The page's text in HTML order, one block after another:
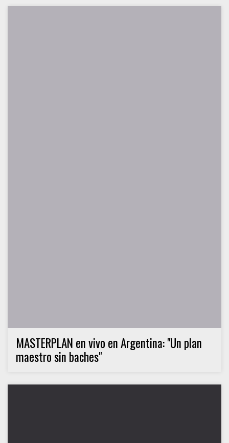
MASTERPLAN en vivo en Argentina: "Un plan
maestro sin baches"